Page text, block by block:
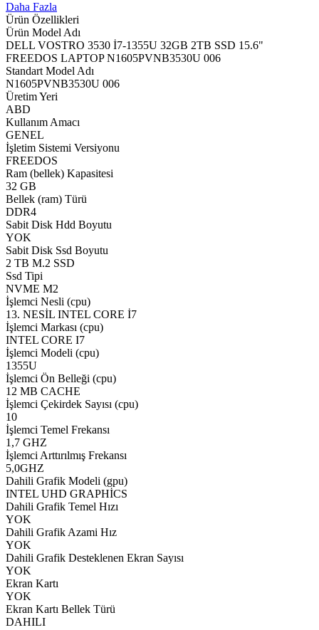
Daha Fazla
Ürün Özellikleri
Ürün Model Adı
DELL VOSTRO 3530 İ7-1355U 32GB 2TB SSD 15.6"
FREEDOS LAPTOP N1605PVNB3530U 006
Standart Model Adı
N1605PVNB3530U 006
Üretim Yeri
ABD
Kullanım Amacı
GENEL
İşletim Sistemi Versiyonu
FREEDOS
Ram (bellek) Kapasitesi
32 GB
Bellek (ram) Türü
DDR4
Sabit Disk Hdd Boyutu
YOK
Sabit Disk Ssd Boyutu
2 TB M.2 SSD
Ssd Tipi
NVME M2
İşlemci Nesli (cpu)
13. NESİL INTEL CORE İ7
İşlemci Markası (cpu)
INTEL CORE I7
İşlemci Modeli (cpu)
1355U
İşlemci Ön Belleği (cpu)
12 MB CACHE
İşlemci Çekirdek Sayısı (cpu)
10
İşlemci Temel Frekansı
1,7 GHZ
İşlemci Arttırılmış Frekansı
5,0GHZ
Dahili Grafik Modeli (gpu)
INTEL UHD GRAPHİCS
Dahili Grafik Temel Hızı
YOK
Dahili Grafik Azami Hız
YOK
Dahili Grafik Desteklenen Ekran Sayısı
YOK
Ekran Kartı
YOK
Ekran Kartı Bellek Türü
DAHILI